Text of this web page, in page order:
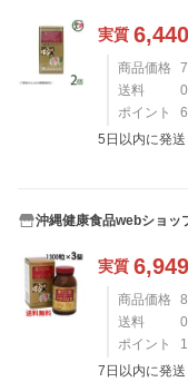
実質 6,440
商品価格
送料
0
ポイント
5日以内に発送
沖縄健康食品webショッ
実質 6,949
商品価格
送料
0
ポイント
7日以内に発送